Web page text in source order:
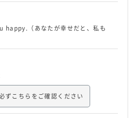
（あなたが幸せだと、私も
ずこちらをご確認ください